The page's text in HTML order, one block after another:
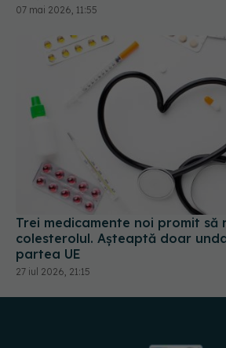
Trei medicamente noi promit să
colesterolul. Așteaptă doar
partea UE
27 iul 2026, 21:15